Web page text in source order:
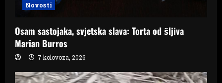
Novosti
Osam sastojaka, svjetska slava: Torta od šljiva
Marian Burros
7 kolovoza, 2026